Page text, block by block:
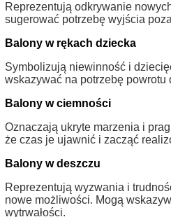
Reprezentują odkrywanie
sugerować potrzebę wyjścia
Balony w rękach dziecka
Symbolizują niewinność i
wskazywać na potrzebę powrotu
Balony w ciemności
Oznaczają ukryte marzenia i
że czas je ujawnić i zacząć
Balony w deszczu
Reprezentują wyzwania i
nowe możliwości. Mogą
wytrwałości.